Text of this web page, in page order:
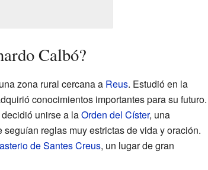
Calbó?
zona rural cercana a Reus. Estudió en la
conocimientos importantes para su futuro.
unirse a laOrden del Císter, una
reglas muy estrictas de vida y oración.
de Santes Creus, un lugar de gran